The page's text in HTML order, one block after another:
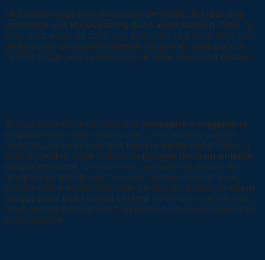
La lumière rouge peut aussi vous permettre de créer une
ambiance spa et cocooning dans votre maison . Ainsi, si
vous avez envie de créer une ambiance spa dans votre salle
de bain pour un moment détente. Vous allez opter pour la
lumière rouge pour la projection de votre projecteur galaxie.
Si vous avez envie de créer une atmosphère magique et
originale dans votre maison avec un projecteur galaxie.
Vous pouvez opter pour une lumière multicolore. Grâce à
cette projection, votre maison va plonger dans un univers
unique et coloré. De quoi vous permettre de passer des
moments de qualité avec vos amis et votre famille. Vous
pouvez même enclencher cette lumière pour créer un décor
unique pour vos soirées cinéma en famille ou entre amis.
Vous pouvez être sûr que l’ambiance sera exceptionnelle et
incomparable.